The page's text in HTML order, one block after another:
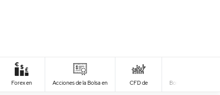
5 Stars
Forex en Acciones de la Bolsa en CFD de Bonos Financieros